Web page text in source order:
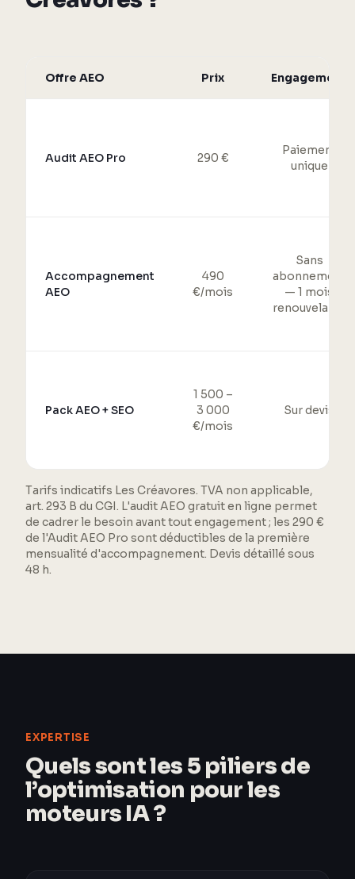
Offre AEO Prix Engagement
Audit AEO Pro 290 €
Paiement
unique
Accompagnement
AEO
490
€/mois
Sans
abonnement
— 1 mois
renouvelable
Pack AEO + SEO
1 500 –
3 000
€/mois
Sur devis
Tarifs indicatifs Les Créavores. TVA non applicable,
art. 293 B du CGI. L'audit AEO gratuit en ligne permet
de cadrer le besoin avant tout engagement ; les 290 €
de l'Audit AEO Pro sont déductibles de la première
mensualité d'accompagnement. Devis détaillé sous
48 h.
EXPERTISE
Quels sont les 5 piliers de
l’optimisation pour les
moteurs IA ?